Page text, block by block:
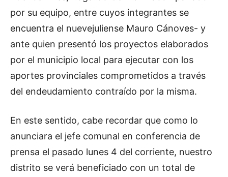
por su equipo, entre cuyos integrantes se
encuentra el nuevejuliense Mauro Cánoves- y
ante quien presentó los proyectos elaborados
por el municipio local para ejecutar con los
aportes provinciales comprometidos a través
del endeudamiento contraído por la misma.
En este sentido, cabe recordar que como lo
anunciara el jefe comunal en conferencia de
prensa el pasado lunes 4 del corriente, nuestro
distrito se verá beneficiado con un total de